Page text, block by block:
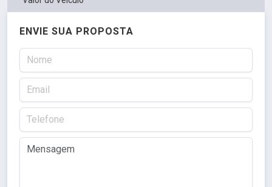
ENVIE SUA PROPOSTA